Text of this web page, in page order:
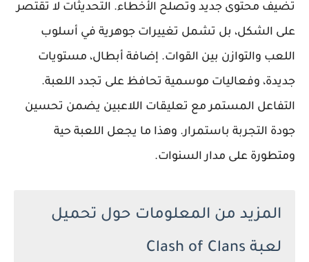
تضيف محتوى جديد وتصلح الأخطاء. التحديثات لا تقتصر
على الشكل، بل تشمل تغييرات جوهرية في أسلوب
اللعب والتوازن بين القوات. إضافة أبطال، مستويات
جديدة، وفعاليات موسمية تحافظ على تجدد اللعبة.
التفاعل المستمر مع تعليقات اللاعبين يضمن تحسين
جودة التجربة باستمرار. وهذا ما يجعل اللعبة حية
ومتطورة على مدار السنوات.
المزيد من المعلومات حول تحميل
لعبة Clash of Clans